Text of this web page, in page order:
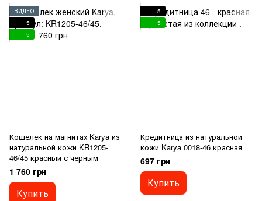
ВИДЕО
5
5
Кошелек на магнитах Karya из
натуральной кожи KR1205-
46/45 красный с черным
1 760 грн
Купить
5
5
Кредитница из натуральной
кожи Karya 0018-46 красная
697 грн
Купить